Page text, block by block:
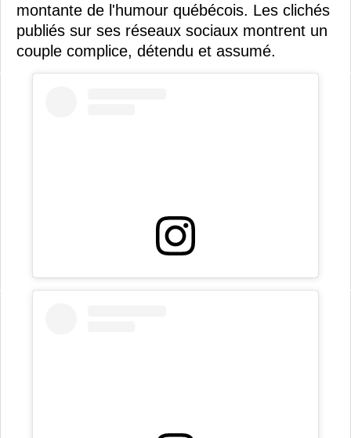
montante de l'humour québécois. Les clichés
publiés sur ses réseaux sociaux montrent un
couple complice, détendu et assumé.